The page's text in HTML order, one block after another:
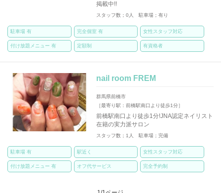
掲載中!!
スタッフ数；0人 駐車場；有り
駐車場 有 完全個室 有 女性スタッフ対応
付け放題メニュー 有 定額制 有資格者
nail room FREM
群馬県前橋市
［最寄り駅：前橋駅南口より徒歩1分］
前橋駅南口より徒歩1分!JNA認定ネイリスト
在籍の実力派サロン
スタッフ数；1人 駐車場；完備
駐車場 有 駅近く 女性スタッフ対応
付け放題メニュー 有 オフ代サービス 完全予約制